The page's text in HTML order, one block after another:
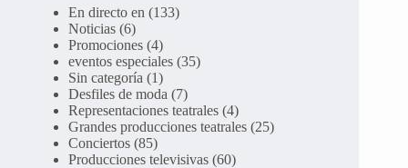
En directo en (133)
Noticias (6)
Promociones (4)
eventos especiales (35)
Sin categoría (1)
Desfiles de moda (7)
Representaciones teatrales (4)
Grandes producciones teatrales (25)
Conciertos (85)
Producciones televisivas (60)